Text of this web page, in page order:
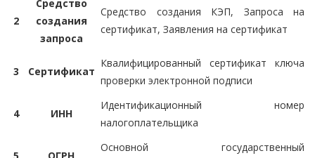
2
Средство
создания
запроса
Средство создания КЭП, Запроса на
сертификат, Заявления на сертификат
3 Сертификат
Квалифицированный сертификат ключа
проверки электронной подписи
4 ИНН
Идентификационный номер
налогоплательщика
Основной государственный